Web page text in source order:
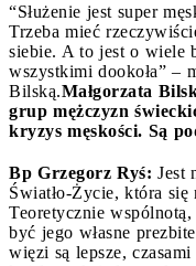
“Służenie jest super
Trzeba mieć
siebie. A to jest o wiele
wszystkimi dookoła” –
Bilską.Małgorzata
grup mężczyzn
kryzys męskości. Są
Bp Grzegorz Ryś: Jest
Światło-Życie, która się
Teoretycznie
być jego własne
więzi są lepsze,